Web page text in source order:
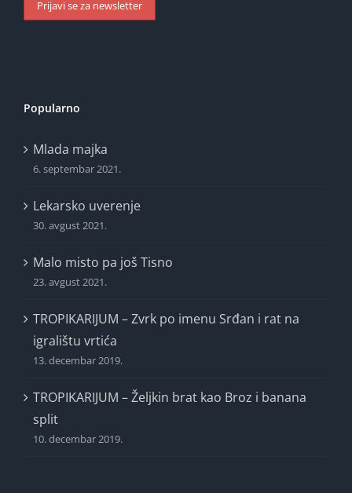
Popularno
Mlada majka
6. septembar 2021.
Lekarsko uverenje
30. avgust 2021.
Malo misto pa još Tisno
23. avgust 2021.
TROPIKARIJUM – Zvrk po imenu Srđan i rat na
igralištu vrtića
13. decembar 2019.
TROPIKARIJUM – Željkin brat kao Broz i banana
split
10. decembar 2019.